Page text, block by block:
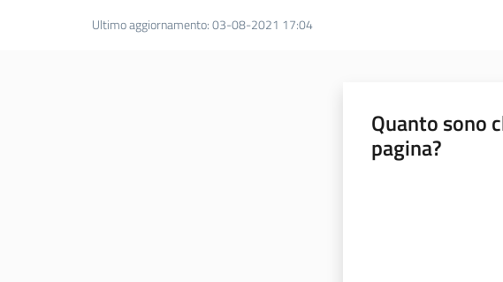
Ultimo aggiornamento:03-08-2021 17:04
Quanto sono
pagina?